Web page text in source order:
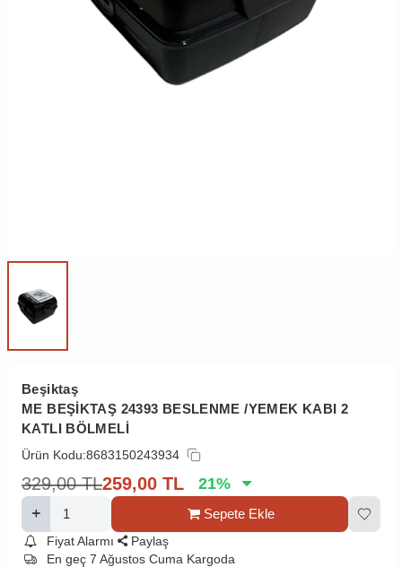
Beşiktaş
ME BEŞİKTAŞ 24393 BESLENME /YEMEK KABI 2
KATLI BÖLMELİ
Ürün Kodu:8683150243934
329,00 TL259,00 TL 21%
Sepete Ekle
Fiyat Alarmı
Paylaş
En geç 7 Ağustos Cuma Kargoda